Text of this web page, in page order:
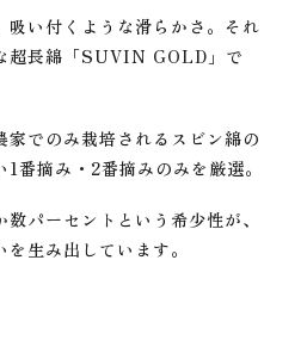
い付くような滑らかさ。 それ
超長綿「SUVIN GOLD」で
家でのみ栽培されるスビン綿の
番摘み・2番摘みのみを厳選。
パーセントという希少性が、
生み出しています。